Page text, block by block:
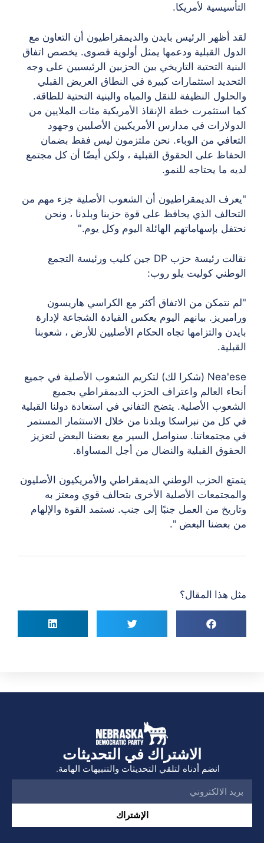
التأسيسية لأمريكا.
لقد أظهر الرئيس بايدن والديمقراطيون أن التعاون مع
الدول القبلية ودعمها يمثل أولوية قصوى. يخصص اتفاق
البنية التحتية التاريخي بين الحزبين الرئيسيين على وجه
التحديد استثمارات كبيرة في النطاق العريض القبلي
والحلول النظيفة للنقل والمياه والبنية التحتية للطاقة.
كما استثمرت خطة الإنقاذ الأمريكية مئات الملايين من
الدولارات في مدارس الأمريكيين الأصليين وجهود
التعافي من الوباء. نحن ملتزمون ليس فقط بضمان
الحفاظ على الحقوق القبلية ، ولكن أيضًا أن كل مجتمع
لديه ما يحتاجه للنمو.
"يعرف الديمقراطيون أن الشعوب الأصلية جزء مهم من
التحالف الذي يحافظ على قوة حزبنا وبلدنا ، ونحن
نحتفل بإسهاماتهم الهائلة اليوم وكل يوم."
ن
قالت رئيسة حزب DP جين كليب ورئيسة التجمع
الوطني كوليت يلو روب:
"لم نتمكن من الاتفاق أكثر مع الكراسي هاريسون
وراميريز. بيانهم اليوم يعكس القيادة الشجاعة لإدارة
بايدن والتزامها تجاه الحكام الأصليين للأرض ، شعوبنا
القبلية.
Nea'ese (شكرا لك) لتكريم الشعوب الأصلية في جميع
أنحاء العالم واعتراف الحزب الديمقراطي بجميع
الشعوب الأصلية. يتضح التفاني في استعادة دولنا القبلية
في كل من نبراسكا وبلدنا من خلال الاستثمار المستمر
في مجتمعاتنا. سنواصل السير مع بعضنا البعض لتعزيز
الحقوق القبلية والنضال من أجل المساواة.
يتمتع الحزب الوطني الديمقراطي والأمريكيون الأصليون
والمجتمعات الأصلية الأخرى بتحالف قوي ومعتز به
وتاريخ من العمل جنبًا إلى جنب. نستمد القوة والإلهام
من بعضنا البعض ".
مثل هذا المقال؟
الاشتراك في التحديثات
انضم أدناه لتلقي التحديثات والتنبيهات الهامة.
الإشتراك